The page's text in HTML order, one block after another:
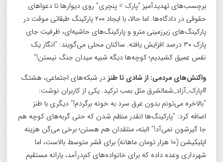
برچسب‌های تهدیدآمیز “پارک = پنچری” روی دیوارها تا دعواهای
حقوقی در دادگاه‌ها. اما حالا، با ایجاد ۲۰۰ پارکینگ طبقاتی موقت در
پارکینگ‌های زیرزمینی مترو و پارکینگ‌های حاشیه‌ای، ظرفیت جای
پارک ۳۰ درصد افزایش یافته. ساکنان محلی می‌گویند: “انگار یک
نفس عمیق کشیدیم؛ کوچه‌ها دیگه شبیه میدان جنگ نیستن!”
واکنش‌های مردمی: از شادی تا طنزدر شبکه‌های اجتماعی، هشتگ
#پارک_آزاد_شمالشرق مثل بمب ترکید. یکی از کاربران نوشت:
“بالاخره می‌تونم بدون عرق سرد به خونه برگردم!” دیگری با طنز
اضافه کرد: “پارکینگ‌ها انقدر منظم شدن که حتی گربه‌های کوچه هم
جا گیرشون نمی‌آد!” البته، منتقدان هم هستن؛ برخی می‌گن هزینه
اپلیکیشن (۱۰ هزار تومان ماهانه) برای قشر متوسط بالاست، اما
شهرداری وعده داده که برای خانواده‌های کم‌درآمد، یارانه مستقیم